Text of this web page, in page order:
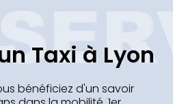
Taxi à Lyon
bénéficiez d'un savoir